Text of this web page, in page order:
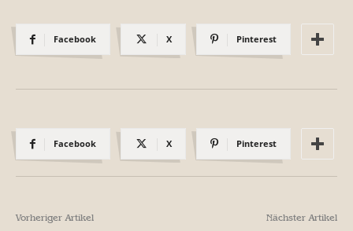
Facebook X Pinterest
Facebook X Pinterest
Vorheriger Artikel Nächster Artikel